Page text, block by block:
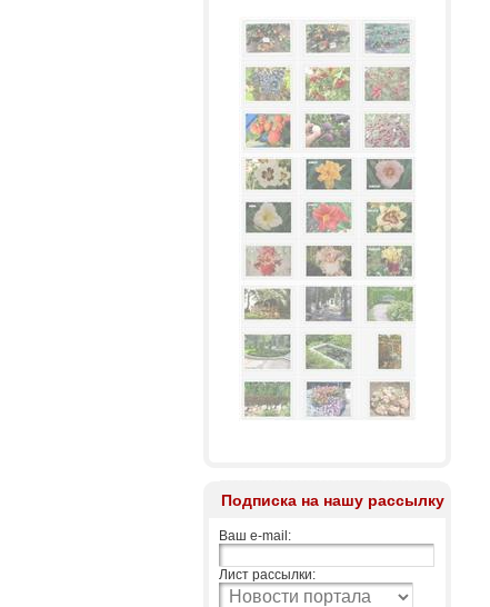
Подписка на нашу рассылку
Ваш e-mail:
Лист рассылки: